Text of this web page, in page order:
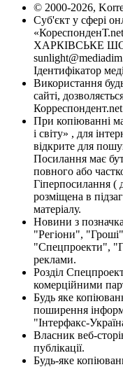
© 2000-2026,
Суб'єкт у сфері
ХАРКІВСЬКЕ
Ідентифікатор
Використання
сайті,
При копіюванні
і світу» , для
відкрите для
Посилання має
повного або
Гіперпосилання (
розміщена в
матеріалу.
Новини з
"Регіони",
"Спецпроекти",
реклами.
Розділ
комерційними
Будь яке
поширення
"Інтерфакс-
Власник веб-
публікації.
Будь-яке